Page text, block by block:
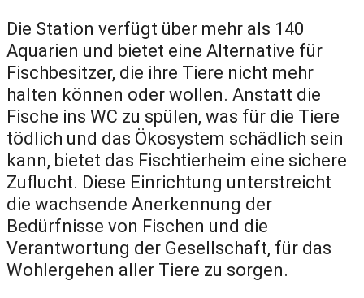
Die Station verfügt über mehr als 140
Aquarien und bietet eine Alternative für
Fischbesitzer, die ihre Tiere nicht mehr
halten können oder wollen. Anstatt die
Fische ins WC zu spülen, was für die Tiere
tödlich und das Ökosystem schädlich sein
kann, bietet das Fischtierheim eine sichere
Zuflucht. Diese Einrichtung unterstreicht
die wachsende Anerkennung der
Bedürfnisse von Fischen und die
Verantwortung der Gesellschaft, für das
Wohlergehen aller Tiere zu sorgen.